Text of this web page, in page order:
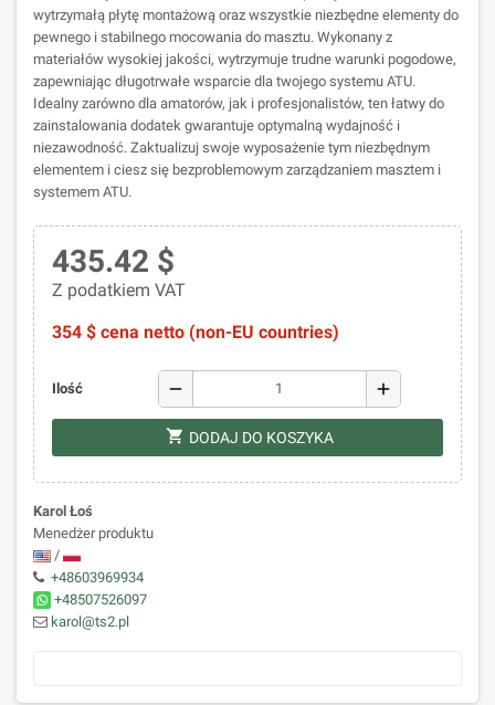
wytrzymałą płytę montażową oraz wszystkie niezbędne elementy do
pewnego i stabilnego mocowania do masztu. Wykonany z
materiałów wysokiej jakości, wytrzymuje trudne warunki pogodowe,
zapewniając długotrwałe wsparcie dla twojego systemu ATU.
Idealny zarówno dla amatorów, jak i profesjonalistów, ten łatwy do
zainstalowania dodatek gwarantuje optymalną wydajność i
niezawodność. Zaktualizuj swoje wyposażenie tym niezbędnym
elementem i ciesz się bezproblemowym zarządzaniem masztem i
systemem ATU.
435.42 $
Z podatkiem VAT
354 $ cena netto (non-EU countries)
Ilość remove add
shopping_cart DODAJ DO KOSZYKA
Karol Łoś
Menedżer produktu
/
+48603969934
+48507526097
karol@ts2.pl